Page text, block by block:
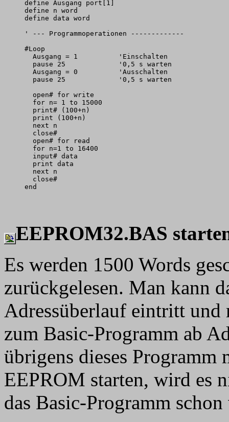
define Ausgang port[1]
define n word
define data word
' --- Programmoperationen -------------
#Loop
  Ausgang = 1          'Einschalten
  pause 25             '0,5 s warten
  Ausgang = 0          'Ausschalten
  pause 25             '0,5 s warten
  open# for write
  for n= 1 to 15000
  print# (100+n)
  print (100+n)
  next n
  close#
  open# for read
  for n=1 to 16400
  input# data
  print data
  next n
  close#
end
EEPROM32.BAS
Es werden 1500 Words
zurückgelesen. Man kann
Adressüberlauf eintritt und
zum Basic-Programm ab
übrigens dieses
EEPROM starten, wird es
das Basic-Programm